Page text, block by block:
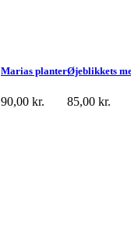
Øjeblikkets
85,00 kr.
Marias planter
90,00 kr.